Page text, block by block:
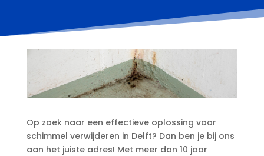
Op zoek naar een effectieve oplossing voor
schimmel verwijderen in Delft? Dan ben je bij ons
aan het juiste adres! Met meer dan 10 jaar